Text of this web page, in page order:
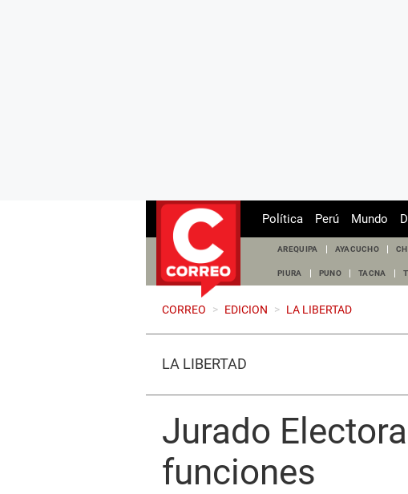
Política Perú Mundo
AREQUIPA AYACUCHO
PIURA PUNO TACNA
CORREO > EDICION > LA LIBERTAD
LA LIBERTAD
Jurado
funciones